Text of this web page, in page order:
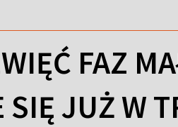
FAZ
SIĘ JUŻ W